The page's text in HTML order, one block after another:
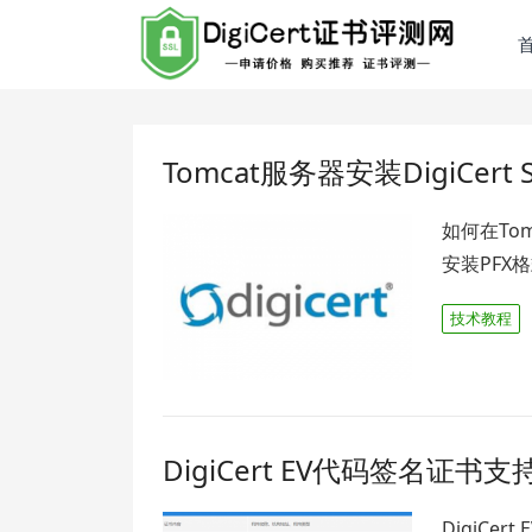
Tomcat服务器安装DigiCert
如何在
安装PFX
技术教程
DigiCert EV代码签名证书支